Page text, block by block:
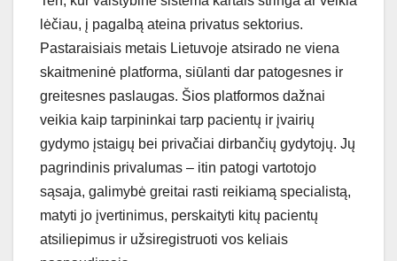
lėčiau, į pagalbą ateina privatus sektorius.
Pastaraisiais metais Lietuvoje atsirado ne viena
skaitmeninė platforma, siūlanti dar patogesnes ir
greitesnes paslaugas. Šios platformos dažnai
veikia kaip tarpininkai tarp pacientų ir įvairių
gydymo įstaigų bei privačiai dirbančių gydytojų. Jų
pagrindinis privalumas – itin patogi vartotojo
sąsaja, galimybė greitai rasti reikiamą specialistą,
matyti jo įvertinimus, perskaityti kitų pacientų
atsiliepimus ir užsiregistruoti vos keliais